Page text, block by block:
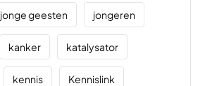
jonge geesten jongeren
kanker katalysator
kennis Kennislink